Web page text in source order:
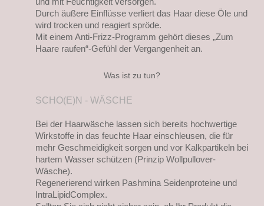
Durch äußere Einflüsse verliert das Haar diese Öle und
wird trocken und reagiert spröde.
Mit einem Anti-Frizz-Programm gehört dieses „Zum
Haare raufen“-Gefühl der Vergangenheit an.
Was ist zu tun?
SCHO(E)N - WÄSCHE
Bei der Haarwäsche lassen sich bereits hochwertige
Wirkstoffe in das feuchte Haar einschleusen, die für
mehr Geschmeidigkeit sorgen und vor Kalkpartikeln bei
hartem Wasser schützen (Prinzip Wollpullover-
Wäsche).
Regenerierend wirken Pashmina Seidenproteine und
IntraLipidComplex.